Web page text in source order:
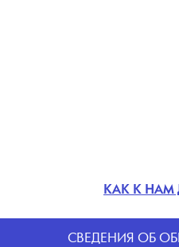
КАК К НАМ
CВЕДЕНИЯ ОБ